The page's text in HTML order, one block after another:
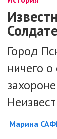
Город
ничего о
Марина